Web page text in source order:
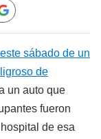
sábado de un
de
un auto que
fueron
de esa